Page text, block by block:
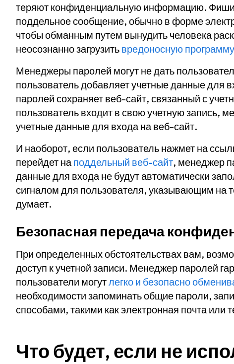
теряют конфиденциальную информацию.
поддельное сообщение, обычно в форме
чтобы обманным путем вынудить человека
неосознанно загрузить вредоносную программу
Менеджеры паролей могут не дать
пользователь добавляет учетные данные
паролей сохраняет веб-сайт, связанный с
пользователь входит в свою учетную запись,
учетные данные для входа на веб-сайт.
И наоборот, если пользователь нажмет на
перейдет наподдельный веб-сайт, менеджер
данные для входа не будут автоматически
сигналом для пользователя, указывающим на
думает.
Безопасная передача
При определенных обстоятельствах вам,
доступ к учетной записи. Менеджер паролей
пользователи могутлегко и безопасно
необходимости запоминать общие пароли,
способами, такими как электронная почта или
Что будет, если не